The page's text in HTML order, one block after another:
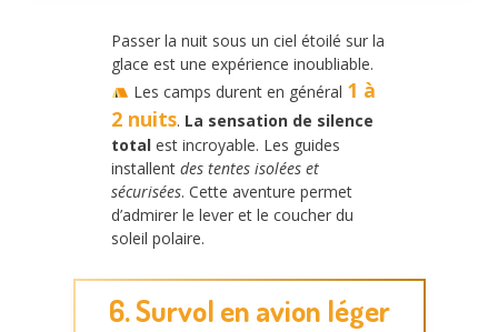
Passer la nuit sous un ciel étoilé sur la
glace est une expérience inoubliable.
Les camps durent en général 1 à
2 nuits. La sensation de silence
total est incroyable. Les guides
installent des tentes isolées et
sécurisées. Cette aventure permet
d’admirer le lever et le coucher du
soleil polaire.
6. Survol en avion léger